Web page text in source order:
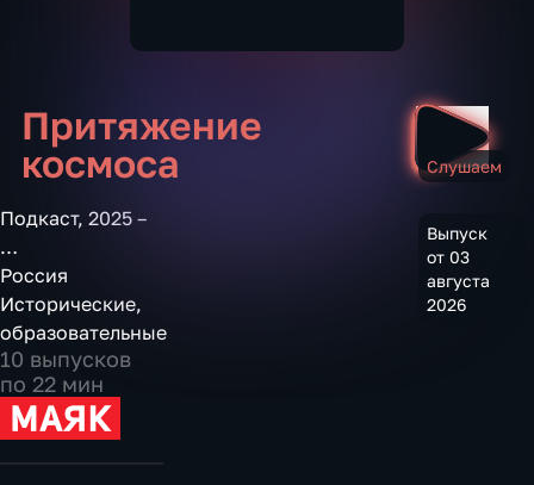
Притяжение
космоса
Слушаем
Выпуск
от 03
августа
2026
Подкаст, 2025 –
…
Россия
Исторические,
образовательные
10 выпусков
по 22 мин